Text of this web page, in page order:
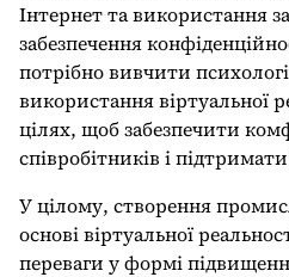
Інтернет та використання
забезпечення
потрібно вивчити
використання віртуальної
цілях, щоб забезпечити
співробітників і
У цілому, створення
основі віртуальної
переваги у формі